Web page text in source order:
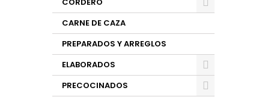
CARNE DE CAZA
PREPARADOS Y ARREGLOS
ELABORADOS
PRECOCINADOS